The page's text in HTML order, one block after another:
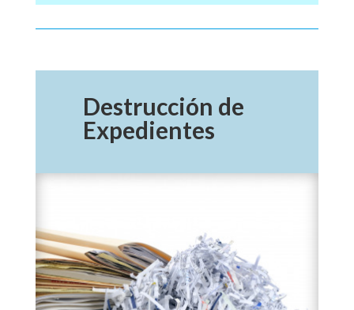
Destrucción de
Expedientes